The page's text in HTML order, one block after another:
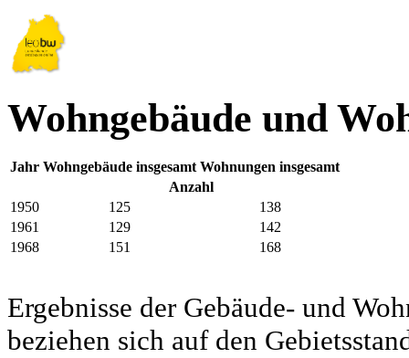
Wohngebäude und
Jahr Wohngebäude insgesamt Wohnungen insgesamt
Anzahl
1950
125
138
1961
129
142
1968
151 168
Ergebnisse der Gebäude- und
beziehen sich auf den